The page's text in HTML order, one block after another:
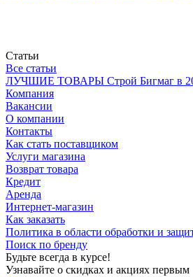
Статьи
Все статьи
ЛУЧШИЕ ТОВАРЫ Строй Бигмаг в
Компания
Вакансии
О компании
Контакты
Как стать поставщиком
Услуги магазина
Возврат товара
Кредит
Аренда
Интернет-магазин
Как заказать
Политика в области обработки и
Поиск по бренду
Будьте всегда в курсе!
Узнавайте о скидках и акциях первым